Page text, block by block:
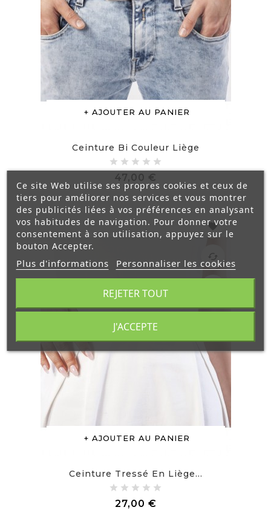
Ce site Web utilise ses propres cookies et ceux de
tiers pour améliorer nos services et vous montrer
des publicités liées à vos préférences en analysant
vos habitudes de navigation. Pour donner votre
consentement à son utilisation, appuyez sur le
bouton Accepter.
Plus d'informations Personnaliser les cookies
REJETER TOUT
J'ACCEPTE
AJOUTER AU PANIER
Ceinture Bi Couleur Liège
47,00 €
AJOUTER AU PANIER
favorite
cached
Ceinture Tressé En Liège...
27,00 €Prix